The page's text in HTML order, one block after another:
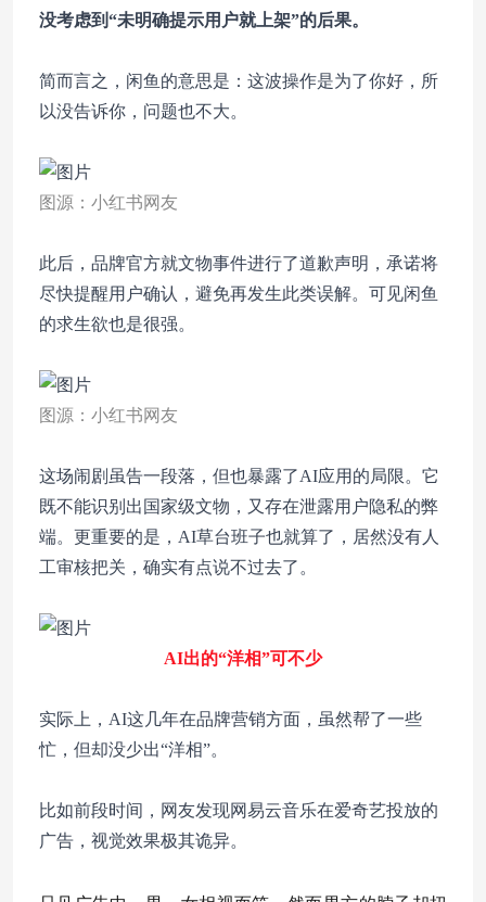
没考虑到“未明确提示用户就上架”的后果。
简而言之，闲鱼的意思是：这波操作是为了你好，所
以没告诉你，问题也不大。
图源：小红书网友
此后，品牌官方就文物事件进行了道歉声明，承诺将
尽快提醒用户确认，避免再发生此类误解。可见闲鱼
的求生欲也是很强。
图源：小红书网友
这场闹剧虽告一段落，但也暴露了AI应用的局限。它
既不能识别出国家级文物，又存在泄露用户隐私的弊
端。更重要的是，AI草台班子也就算了，居然没有人
工审核把关，确实有点说不过去了。
AI出的“洋相”可不少
实际上，AI这几年在品牌营销方面，虽然帮了一些
忙，但却没少出“洋相”。
比如前段时间，网友发现网易云音乐在爱奇艺投放的
广告，视觉效果极其诡异。